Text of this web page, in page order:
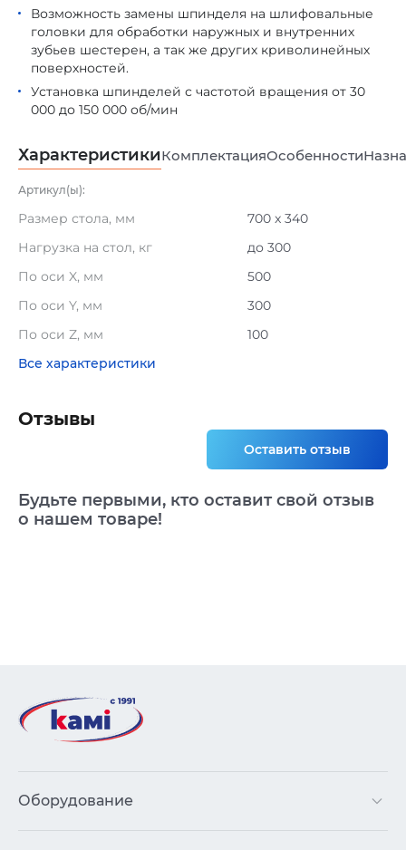
Возможность замены шпинделя на шлифовальные
головки для обработки наружных и внутренних
зубьев шестерен, а так же других криволинейных
поверхностей.
Установка шпинделей с частотой вращения от 30
000 до 150 000 об/мин
ХарактеристикиКомплектацияОсобенности
Артикул(ы):
Размер стола, мм
700 x 340
Нагрузка на стол, кг
до 300
По оси X, мм
500
По оси Y, мм
300
По оси Z, мм
100
Все характеристики
Отзывы
Оставить отзыв
Будьте первыми, кто оставит свой отзыв
о нашем товаре!
Оборудование